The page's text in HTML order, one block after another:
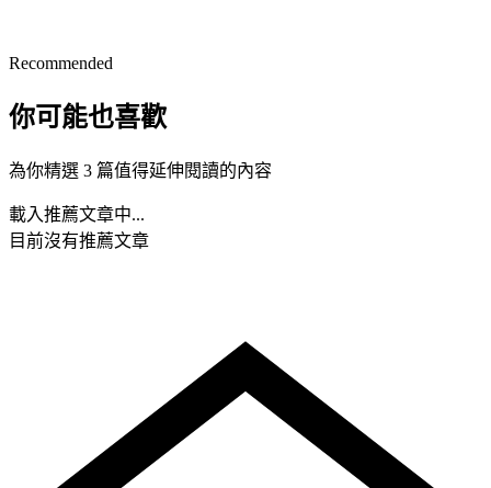
Recommended
你可能也喜歡
為你精選 3 篇值得延伸閱讀的內容
載入推薦文章中...
目前沒有推薦文章